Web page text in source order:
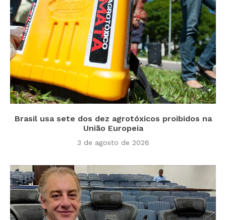
Brasil usa sete dos dez agrotóxicos proibidos na
União Europeia
3 de agosto de 2026